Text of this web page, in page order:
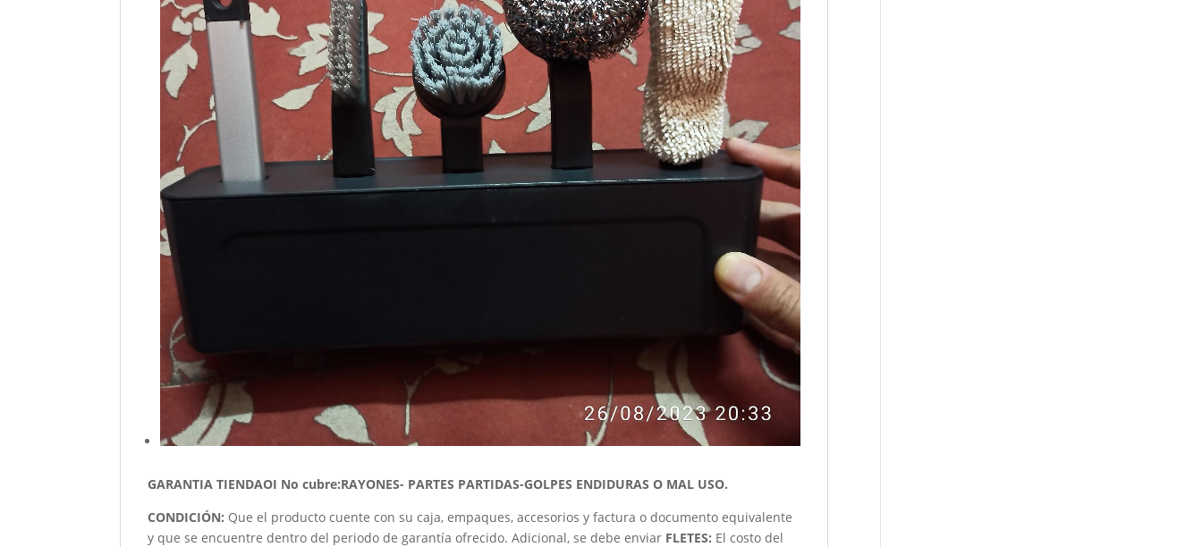
GARANTIA TIENDAOI No cubre:RAYONES- PARTES PARTIDAS-GOLPES ENDIDURAS O MAL USO.
CONDICIÓN: Que el producto cuente con su caja, empaques, accesorios y factura o documento equivalente
y que se encuentre dentro del periodo de garantía ofrecido. Adicional, se debe enviar FLETES: El costo del